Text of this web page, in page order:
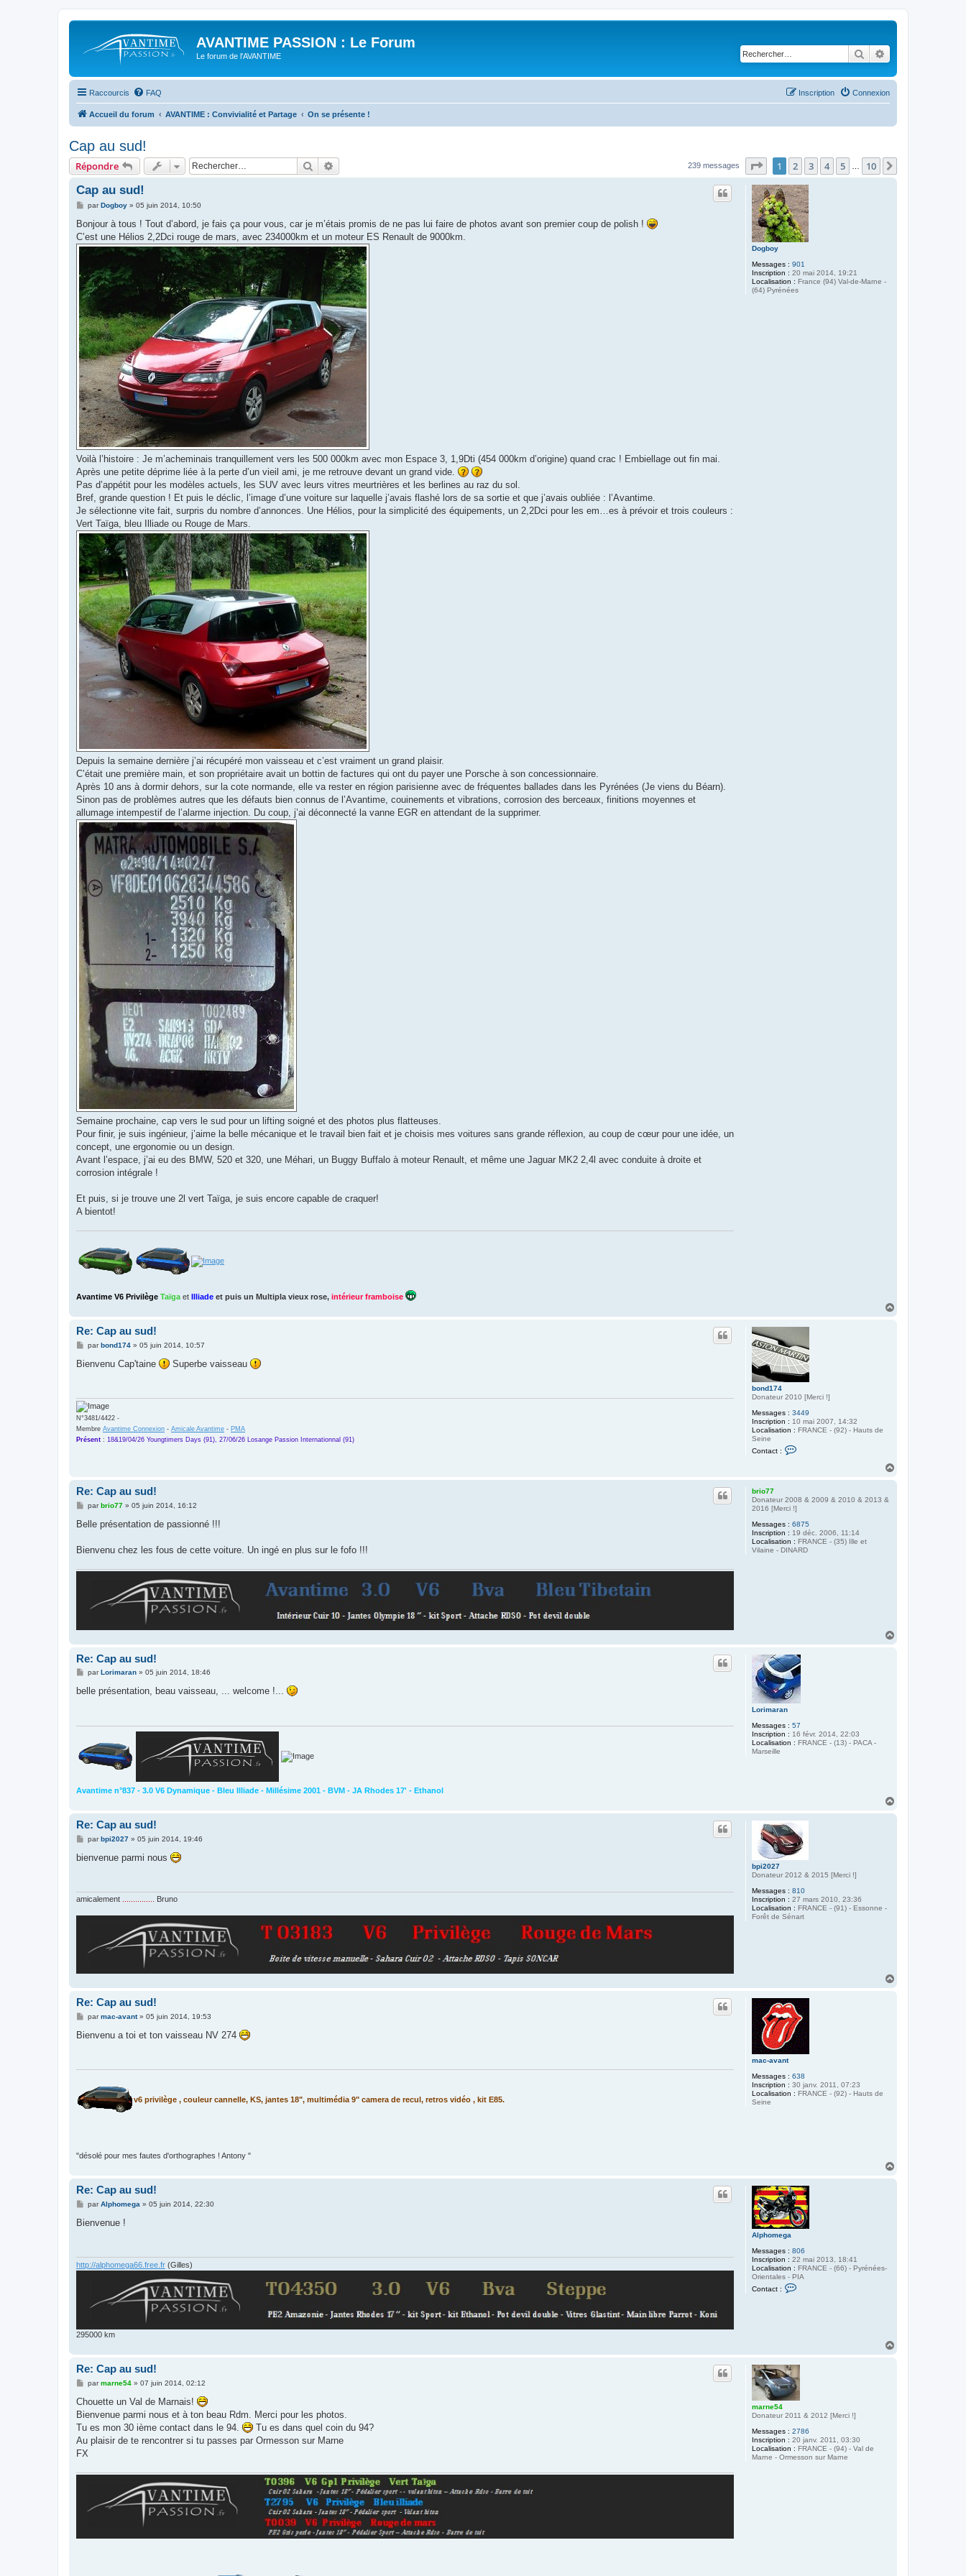
AVANTIME PASSION : Le Forum
Le forum de l'AVANTIME Rechercher
Raccourcis FAQ Connexion
Inscription
Accueil du forum AVANTIME : Convivialité et Partage On se présente !
Cap au sud!
Répondre Rechercher 239 messages Page sur10
1 2 3 4 5 10
Dogboy
Messages : 901
Inscription : 20 mai 2014, 19:21
Localisation : France (94) Val-de-Marne -
(64) Pyrénées
Cap au sud!
M
s
a
g
parDogboy» 05 juin 2014, 10:50
Bonjour à tous ! Tout d’abord, je fais ça pour vous, car je m’étais promis de ne pas lui faire de photos avant son premier coup de polish !
C’est une Hélios 2,2Dci rouge de mars, avec 234000km et un moteur ES Renault de 9000km.
Voilà l’histoire : Je m’acheminais tranquillement vers les 500 000km avec mon Espace 3, 1,9Dti (454 000km d’origine) quand crac ! Embiellage out fin mai.
Après une petite déprime liée à la perte d’un vieil ami, je me retrouve devant un grand vide.
Pas d’appétit pour les modèles actuels, les SUV avec leurs vitres meurtrières et les berlines au raz du sol.
Bref, grande question ! Et puis le déclic, l’image d’une voiture sur laquelle j’avais flashé lors de sa sortie et que j’avais oubliée : l’Avantime.
Je sélectionne vite fait, surpris du nombre d’annonces. Une Hélios, pour la simplicité des équipements, un 2,2Dci pour les em…es à prévoir et trois couleurs :
Vert Taïga, bleu Illiade ou Rouge de Mars.
Depuis la semaine dernière j’ai récupéré mon vaisseau et c’est vraiment un grand plaisir.
C’était une première main, et son propriétaire avait un bottin de factures qui ont du payer une Porsche à son concessionnaire.
Après 10 ans à dormir dehors, sur la cote normande, elle va rester en région parisienne avec de fréquentes ballades dans les Pyrénées (Je viens du Béarn).
Sinon pas de problèmes autres que les défauts bien connus de l’Avantime, couinements et vibrations, corrosion des berceaux, finitions moyennes et
allumage intempestif de l’alarme injection. Du coup, j’ai déconnecté la vanne EGR en attendant de la supprimer.
Semaine prochaine, cap vers le sud pour un lifting soigné et des photos plus flatteuses.
Pour finir, je suis ingénieur, j’aime la belle mécanique et le travail bien fait et je choisis mes voitures sans grande réflexion, au coup de cœur pour une idée, un
concept, une ergonomie ou un design.
Avant l’espace, j’ai eu des BMW, 520 et 320, une Méhari, un Buggy Buffalo à moteur Renault, et même une Jaguar MK2 2,4l avec conduite à droite et
corrosion intégrale !
Et puis, si je trouve une 2l vert Taïga, je suis encore capable de craquer!
A bientot!
Avantime V6 Privilège Taïga et Illiade et puis un Multipla vieux rose, intérieur framboise
bond174
Donateur 2010 [Merci !]
Messages : 3449
Inscription : 10 mai 2007, 14:32
Localisation : FRANCE - (92) - Hauts de
Seine
Contact :
a
t
b
o
n
d
Re: Cap au sud!
M
s
parbond174» 05 juin 2014, 10:57
Bienvenu Cap'taine Superbe vaisseau
N°3481/4422 -
Membre Avantime Connexion - Amicale Avantime - PMA
Présent : 18&19/04/26 Youngtimers Days (91), 27/06/26 Losange Passion Internationnal (91)
brio77
Donateur 2008 & 2009 & 2010 & 2013 &
2016 [Merci !]
Messages : 6875
Inscription : 19 déc. 2006, 11:14
Localisation : FRANCE - (35) Ille et
Vilaine - DINARD
Re: Cap au sud!
M
s
g
parbrio77» 05 juin 2014, 16:12
Belle présentation de passionné !!!
Bienvenu chez les fous de cette voiture. Un ingé en plus sur le fofo !!!
Lorimaran
Messages : 57
Inscription : 16 févr. 2014, 22:03
Localisation : FRANCE - (13) - PACA -
Marseille
Re: Cap au sud!
M
s
par Lorimaran» 05 juin 2014, 18:46
belle présentation, beau vaisseau, ... welcome !...
Avantime n°837 - 3.0 V6 Dynamique - Bleu Illiade - Millésime 2001 - BVM - JA Rhodes 17' - Ethanol
bpi2027
Donateur 2012 & 2015 [Merci !]
Messages : 810
Inscription : 27 mars 2010, 23:36
Localisation : FRANCE - (91) - Essonne -
Forêt de Sénart
Re: Cap au sud!
M
s
parbpi2027» 05 juin 2014, 19:46
bienvenue parmi nous
amicalement Bruno
mac-avant
Messages : 638
Inscription : 30 janv. 2011, 07:23
Localisation : FRANCE - (92) - Hauts de
Seine
Re: Cap au sud!
M
s
parmac-avant» 05 juin 2014, 19:53
Bienvenu a toi et ton vaisseau NV 274
v6 privilège , couleur cannelle, KS, jantes 18", multimédia 9" camera de recul, retros vidéo , kit E85.
"désolé pour mes fautes d'orthographes ! Antony "
Alphomega
Messages : 806
Inscription : 22 mai 2013, 18:41
Localisation : FRANCE - (66) - Pyrénées-
Orientales - PIA
Contact :
r
l
p
e
a
Re: Cap au sud!
M
s
parAlphomega » 05 juin 2014, 22:30
Bienvenue !
http://alphomega66.free.fr (Gilles)
295000 km
marne54
Donateur 2011 & 2012 [Merci !]
Messages : 2786
Inscription : 20 janv. 2011, 03:30
Localisation : FRANCE - (94) - Val de
Marne - Ormesson sur Marne
Re: Cap au sud!
M
s
a
g
parmarne54» 07 juin 2014, 02:12
Chouette un Val de Marnais!
Bienvenue parmi nous et à ton beau Rdm. Merci pour les photos.
Tu es mon 30 ième contact dans le 94.
Tu es dans quel coin du 94?
Au plaisir de te rencontrer si tu passes par Ormesson sur Marne
FX